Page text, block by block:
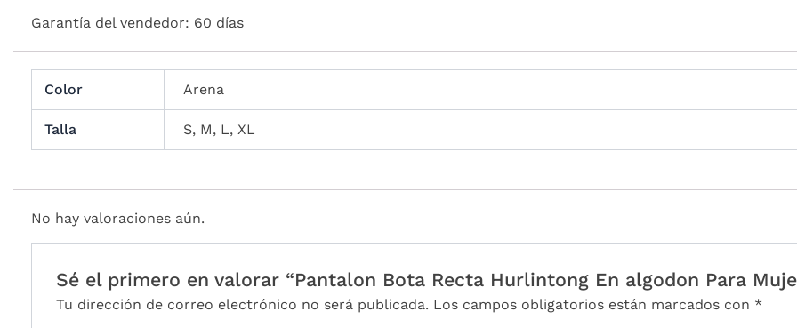
Garantía del vendedor: 60 días
Color Arena
Talla S, M, L, XL
No hay valoraciones aún.
Sé el primero en valorar “Pantalon Bota Recta Hurlintong En algodon Para
Tu dirección de correo electrónico no será publicada. Los campos obligatorios están marcados con *